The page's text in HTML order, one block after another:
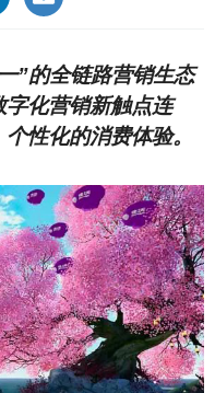
”的全链路营销生态
化营销新触点连
性化的消费体验。